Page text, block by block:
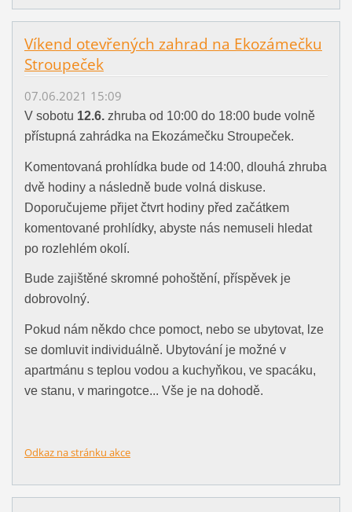
Víkend otevřených zahrad na Ekozámečku
Stroupeček
07.06.2021 15:09
V sobotu 12.6.zhruba od 10:00 do 18:00 bude volně
přístupná zahrádka na Ekozámečku Stroupeček.
Komentovaná prohlídka bude od 14:00, dlouhá zhruba
dvě hodiny a následně bude volná diskuse.
Doporučujeme přijet čtvrt hodiny před začátkem
komentované prohlídky, abyste nás nemuseli hledat
po rozlehlém okolí.
Bude zajištěné skromné pohoštění, příspěvek je
dobrovolný.
Pokud nám někdo chce pomoct, nebo se ubytovat, lze
se domluvit individuálně. Ubytování je možné v
apartmánu s teplou vodou a kuchyňkou, ve spacáku,
ve stanu, v maringotce... Vše je na dohodě.
Odkaz na stránku akce